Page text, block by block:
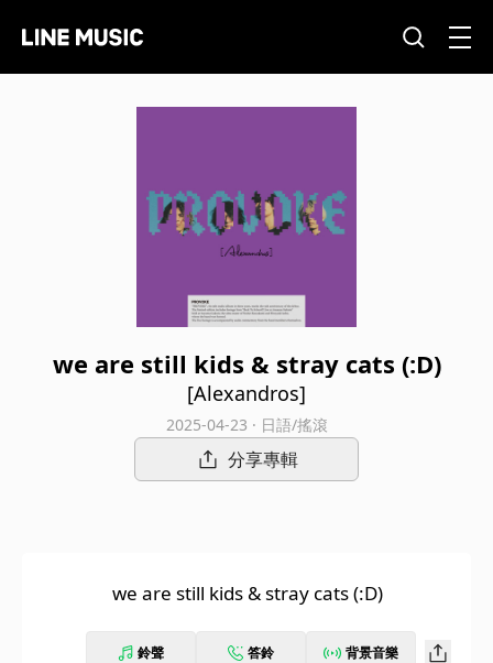
we are still kids & stray cats (:D)
[Alexandros]
2025-04-23 · 日語/搖滾
分享專輯
we are still kids & stray cats (:D)
鈴聲 答鈴 背景音樂